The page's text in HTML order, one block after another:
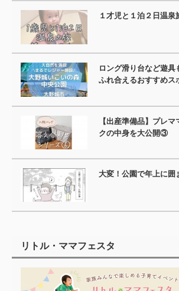
１才児と１泊２日温
ロング滑り台など遊具
ふれ合えるおすすめ
【出産準備品】プレ
クの中身を大公開③
大変！公園で年上に囲
リトル・ママフェスタ